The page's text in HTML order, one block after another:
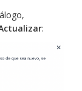
: